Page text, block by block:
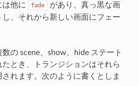
は他に
fade
があり、真っ黒な画
、それから新しい画面にフェー
数の scene、show、hide ステート
たとき、トランジションはそれら
れます。次のように書くとしま